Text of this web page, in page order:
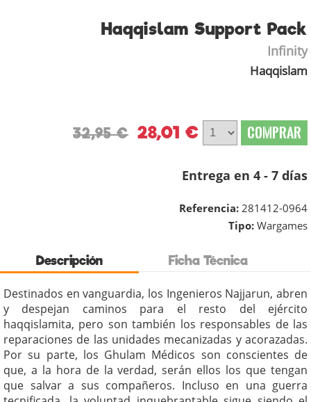
Haqqislam Support Pack
Infinity
Haqqislam
32,95 € 28,01 € COMPRAR
Entrega en 4 - 7 días
Referencia: 281412-0964
Tipo: Wargames
Descripción Ficha Técnica
Destinados en vanguardia, los Ingenieros Najjarun, abren
y despejan caminos para el resto del ejército
haqqislamita, pero son también los responsables de las
reparaciones de las unidades mecanizadas y acorazadas.
Por su parte, los Ghulam Médicos son conscientes de
que, a la hora de la verdad, serán ellos los que tengan
que salvar a sus compañeros. Incluso en una guerra